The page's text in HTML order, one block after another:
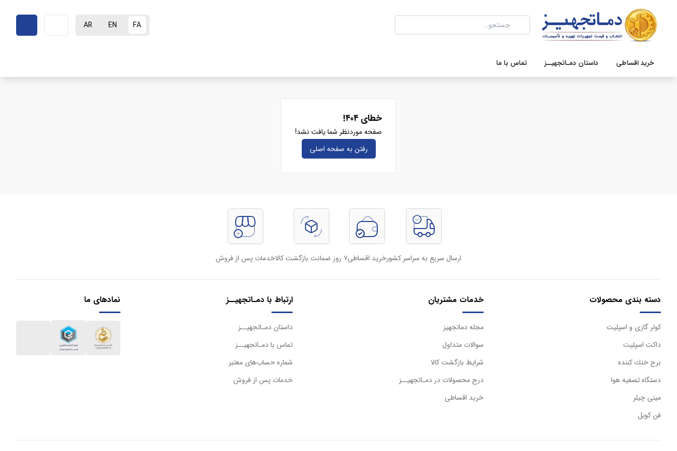
FA
EN
AR
خرید اقساطی داستان دمـاتجهیــز تماس با ما
خطای ۴۰۴!
صفحه موردنظر شما یافت نشد!
رفتن به صفحه‌ اصلی
ارسال سریع به سراسر کشورخرید اقساطی۷ روز ضمانت بازگشت کالا خدمات پس از فروش
دسته بندی محصولات
كولر گازی و اسپليت
داكت اسپليت
برج خنك كننده
دستگاه تصفيه هوا
مینی چیلر
فن کویل
خدمات مشتریان
مجله دماتجهیز
سوالات متداول
شرایط بازگشت کالا
درج محصولات در دمـاتجهیــز
خرید اقساطی
ارتباط با دمـاتجهیــز
داستان دمـاتجهیــز
تماس با دمـاتجهیــز
شماره حساب‌های معتبر
خدمات پس از فروش
نمادهای ما